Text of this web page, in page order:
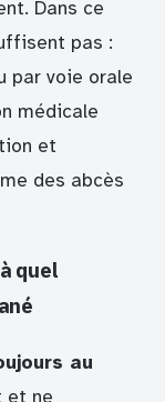
Dans ce
pas :
par voie orale
médicale
et
des abcès
quel
au
et ne